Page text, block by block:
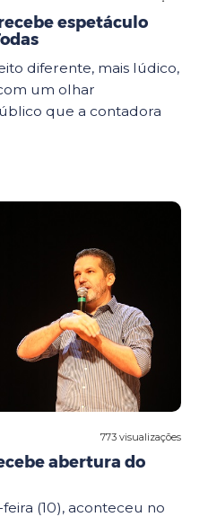
espetáculo
diferente, mais lúdico,
um olhar
que a contadora
773 visualizações
abertura do
(10), aconteceu no